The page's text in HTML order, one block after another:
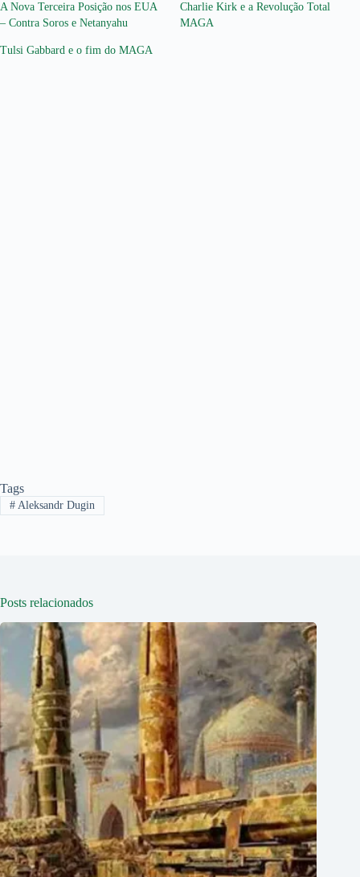
A Nova Terceira Posição nos EUA
– Contra Soros e Netanyahu
Charlie Kirk e a Revolução Total
MAGA
Tulsi Gabbard e o fim do MAGA
Tags
#Aleksandr Dugin
Posts relacionados